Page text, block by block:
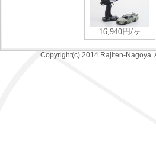
Copyright(c) 2014 Rajiten-Nagoya.